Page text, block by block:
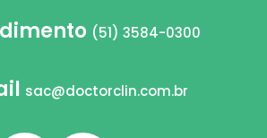
(51) 3584-0300
sac@doctorclin.com.br